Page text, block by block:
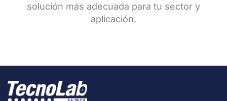
solución más adecuada para tu sector y
aplicación.